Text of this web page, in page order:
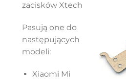
zacisków Xtech
Pasują one do
następujących
modeli:
Xiaomi Mi